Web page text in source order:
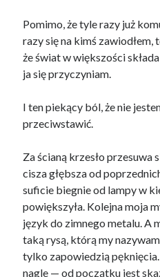
Pomimo, że tyle razy już
razy się na kimś
że świat w większości
ja się przyczyniam.
I ten piekący ból, że nie
przeciwstawić.
Za ścianą krzesło przesuwa
cisza głębsza od
suficie biegnie od lampy w
powiększyła. Kolejna moja
język do zimnego metalu. A
taką rysą, którą my
tylko zapowiedzią
nagle — od początku jest